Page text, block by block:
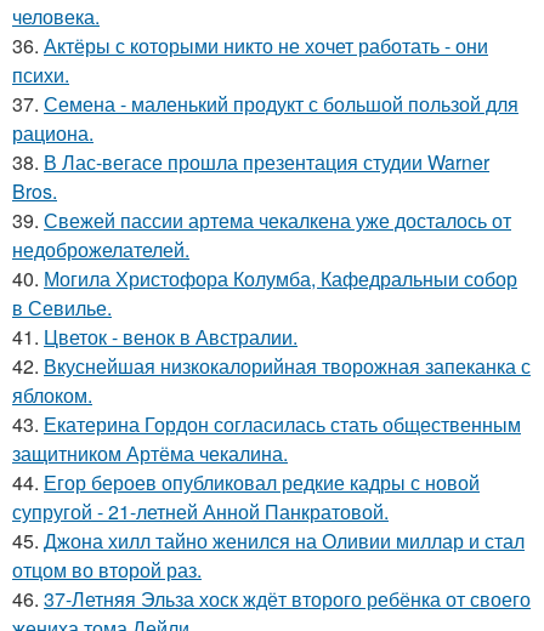
человека.
36. Актёры с которыми никто не хочет работать - они
психи.
37. Семена - маленький продукт с большой пользой для
рациона.
38. В Лас-вегасе прошла презентация студии Warner
Bros.
39. Свежей пассии артема чекалкена уже досталось от
недоброжелателей.
40. Могила Христофора Колумба, Кафедральныи собор
в Севилье.
41. Цветок - венок в Австралии.
42. Вкуснейшая низкокалорийная творожная запеканка с
яблоком.
43. Екатерина Гордон согласилась стать общественным
защитником Артёма чекалина.
44. Егор бероев опубликовал редкие кадры с новой
супругой - 21-летней Анной Панкратовой.
45. Джона хилл тайно женился на Оливии миллар и стал
отцом во второй раз.
46. 37-Летняя Эльза хоск ждёт второго ребёнка от своего